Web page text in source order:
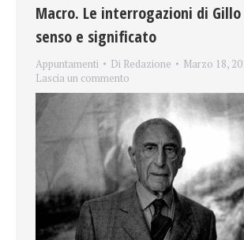
Macro. Le interrogazioni di
senso e significato
Appuntamenti Di Redazione
Marzo 18,
Lascia un commento